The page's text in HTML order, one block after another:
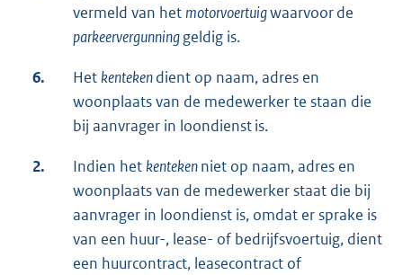
vermeld van het motorvoertuigwaarvoor de
parkeervergunninggeldig is.
6. Het kentekendient op naam, adres en
woonplaats van de medewerker te staan die
bij aanvrager in loondienst is.
2. Indien het kentekenniet op naam, adres en
woonplaats van de medewerker staat die bij
aanvrager in loondienst is, omdat er sprake is
van een huur-, lease- of bedrijfsvoertuig, dient
een huurcontract, leasecontract of